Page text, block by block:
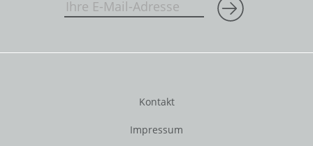
Kontakt
Impressum